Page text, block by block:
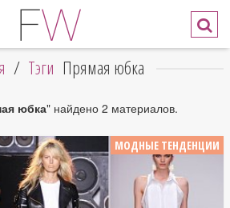
/ Тэги Прямая юбка
юбка" найдено 2 материалов.
МОДНЫЕ ТЕНДЕНЦИИ